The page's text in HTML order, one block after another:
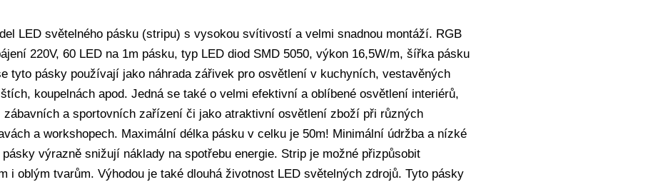
LED světelného pásku (stripu) s vysokou svítivostí a velmi snadnou montáží. RGB
220V, 60 LED na 1m pásku, typ LED diod SMD 5050, výkon 16,5W/m, šířka pásku
tyto pásky používají jako náhrada zářivek pro osvětlení v kuchyních, vestavěných
koupelnách apod. Jedná se také o velmi efektivní a oblíbené osvětlení interiérů,
a sportovních zařízení či jako atraktivní osvětlení zboží při různých
a workshopech. Maximální délka pásku v celku je 50m! Minimální údržba a nízké
výrazně snižují náklady na spotřebu energie. Strip je možné přizpůsobit
i oblým tvarům. Výhodou je také dlouhá životnost LED světelných zdrojů. Tyto pásky